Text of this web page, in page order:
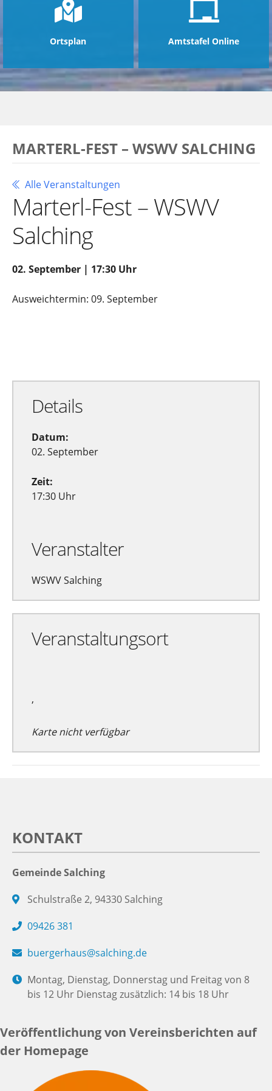
Ortsplan Amtstafel Online
MARTERL-FEST – WSWV SALCHING
Alle Veranstaltungen
Marterl-Fest – WSWV
Salching
02. September | 17:30 Uhr
Ausweichtermin: 09. September
Details
Datum:
02. September
Zeit:
17:30 Uhr
Veranstalter
WSWV Salching
Veranstaltungsort
,
Karte nicht verfügbar
KONTAKT
Gemeinde Salching
Schulstraße 2, 94330 Salching
09426 381
buergerhaus@salching.de
Montag, Dienstag, Donnerstag und Freitag von 8
bis 12 Uhr Dienstag zusätzlich: 14 bis 18 Uhr
Veröffentlichung von Vereinsberichten auf
der Homepage